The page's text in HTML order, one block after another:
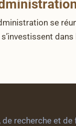
se
de recherche et